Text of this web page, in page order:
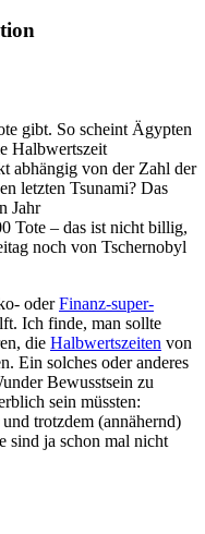
gibt. So scheint Ägypten
Halbwertszeit
abhängig von der Zahl der
letzten Tsunami? Das
Jahr
Tote – das ist nicht billig,
noch von Tschernobyl
oderFinanz-super-
Ich finde, man sollte
die Halbwertszeiten von
Ein solches oder anderes
Bewusstsein zu
sein müssten:
trotzdem (annähernd)
sind ja schon mal nicht